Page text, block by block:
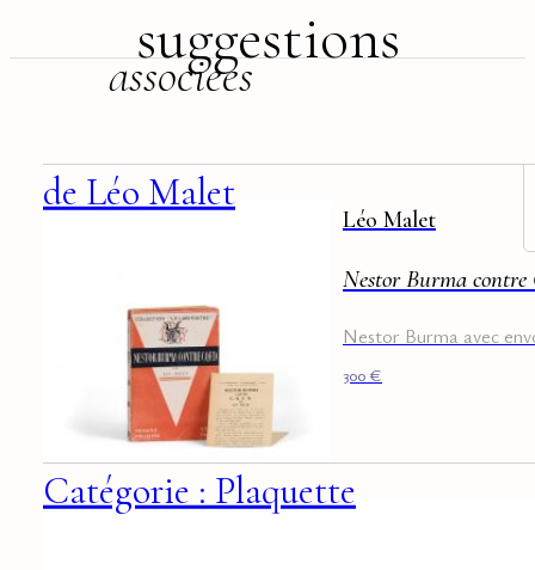
suggestions
associées
de Léo Malet
Léo Malet
Nestor Burma contre
Nestor Burma avec
300€
Catégorie : Plaquette